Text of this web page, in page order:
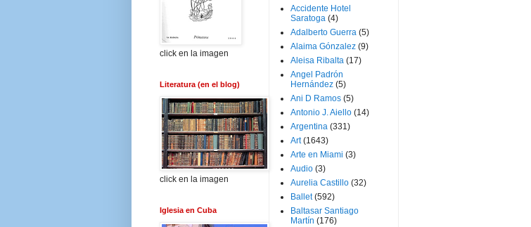
click en la imagen
Literatura (en el blog)
click en la imagen
Iglesia en Cuba
Accidente Hotel
Saratoga (4)
Adalberto Guerra (5)
Alaima Gónzalez (9)
Aleisa Ribalta (17)
Angel Padrón
Hernández (5)
Ani D Ramos (5)
Antonio J. Aiello (14)
Argentina (331)
Art (1643)
Arte en Miami (3)
Audio (3)
Aurelia Castillo (32)
Ballet (592)
Baltasar Santiago
Martín (176)